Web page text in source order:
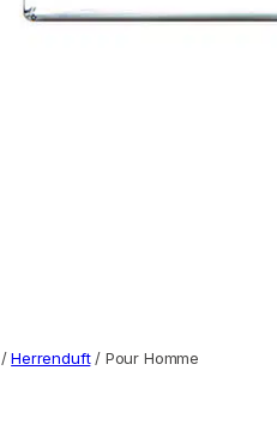
/Herrenduft/ Pour Homme